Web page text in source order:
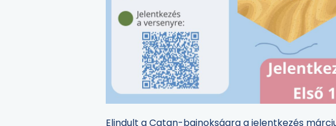
Elindult a Catan-bajnokságra a jelentkezés